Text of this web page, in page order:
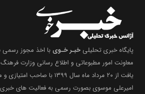
پایگاه خبری تحلیلی خبـر خـوی
معاونت امور مطبوعاتی و اطلاع رسانی وزارت
یافت از ۲۰ مرداد ماه سال ۱۳۹۹ با
امیرعلی موسوی بصورت رسمی به فعالیت های خبری